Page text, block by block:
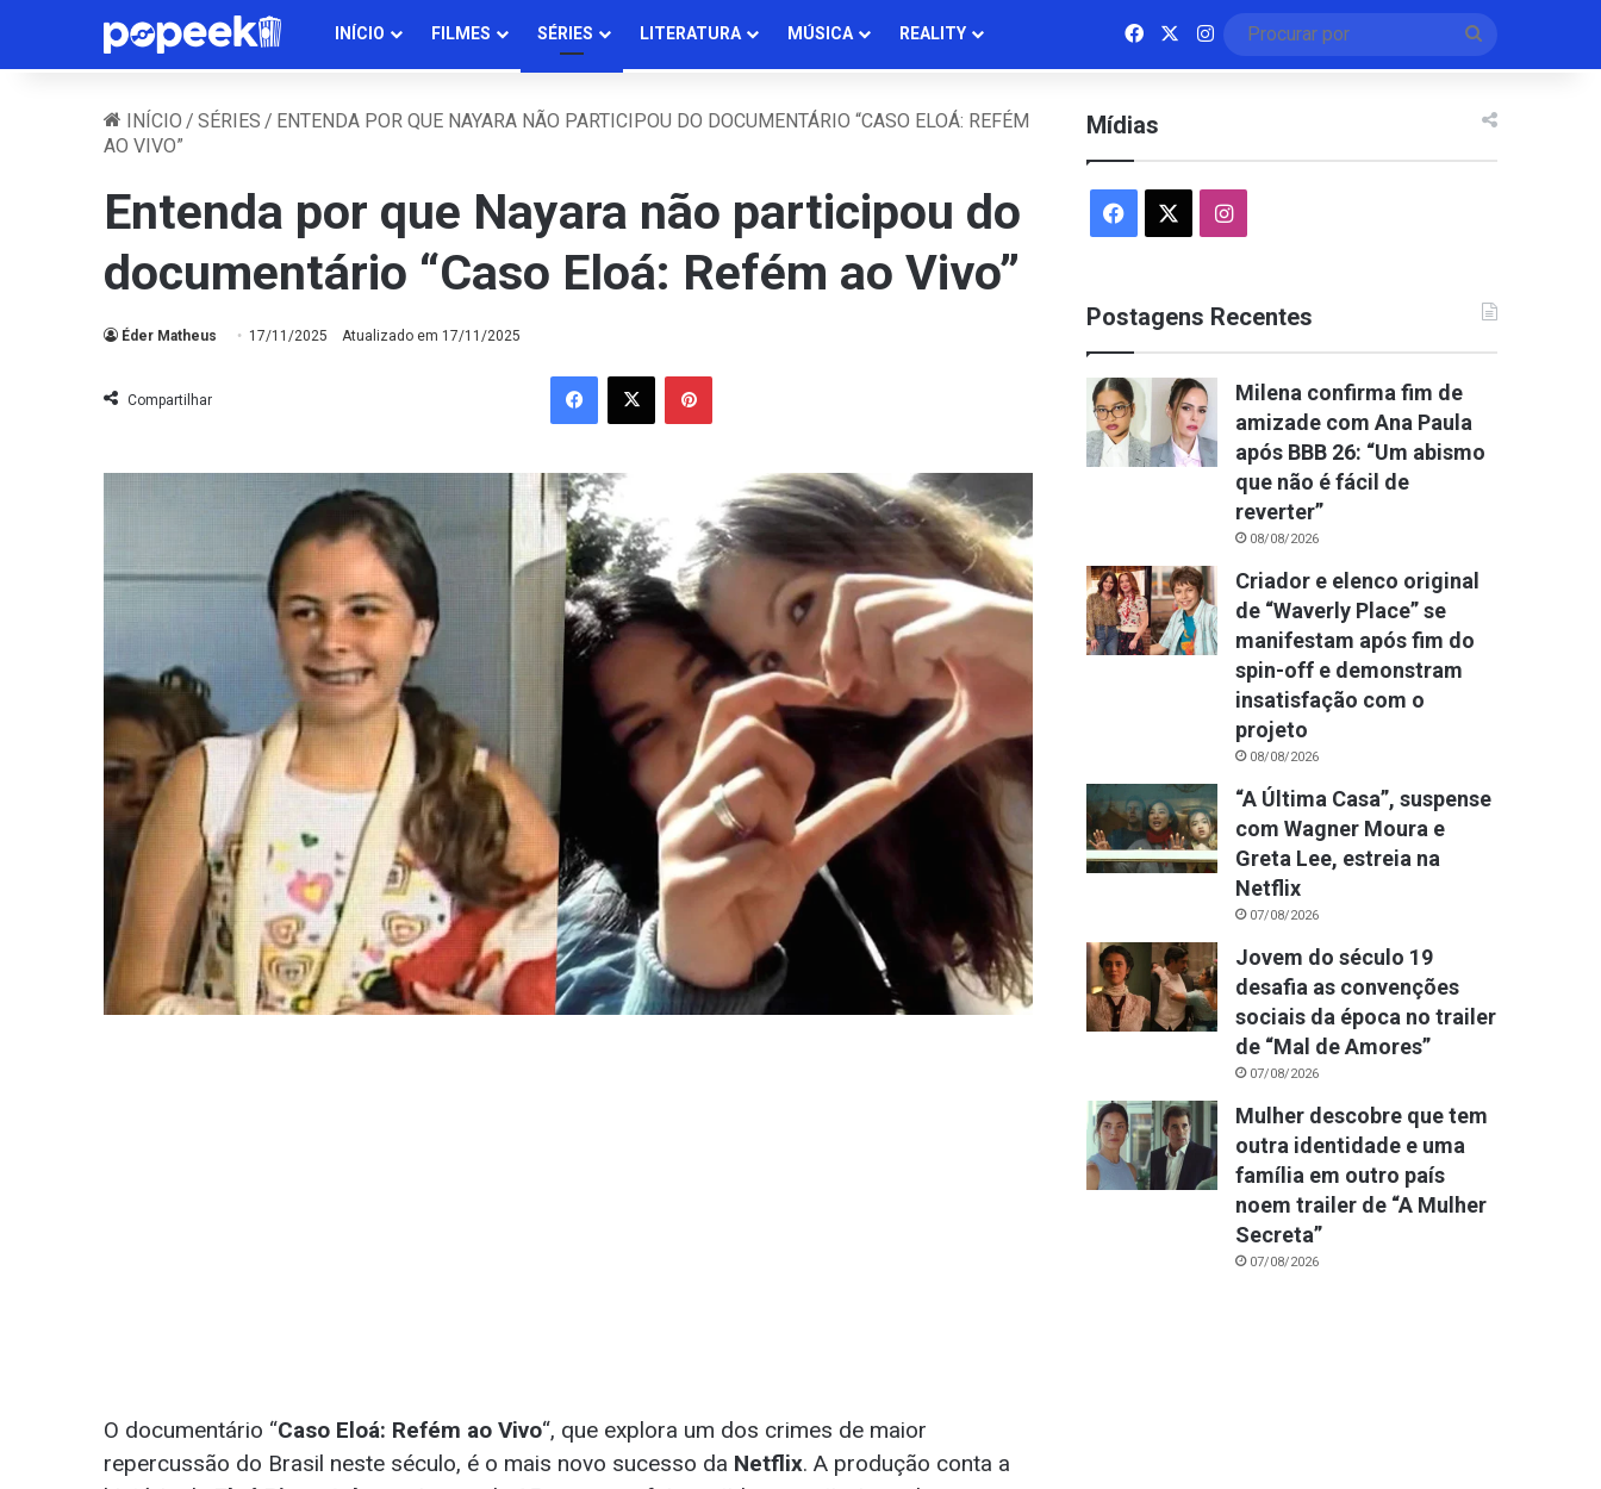
INÍCIO FILMES SÉRIES LITERATURA MÚSICA REALITY FacebookInstagram
por
INÍCIO / SÉRIES / ENTENDA POR QUE NAYARA NÃO PARTICIPOU DO DOCUMENTÁRIO “CASO ELOÁ: REFÉM
AO VIVO”
Entenda por que Nayara não participou do
documentário “Caso Eloá: Refém ao Vivo”
Éder Matheus 17/11/2025 Atualizado em 17/11/2025
Compartilhar
Facebook
X Pinterest
O documentário “Caso Eloá: Refém ao Vivo“, que explora um dos crimes de maior
repercussão do Brasil neste século, é o mais novo sucesso da Netflix. A produção conta a
Mídias
Facebook Instagram
Postagens Recentes
Milena confirma fim de
amizade com Ana Paula
após BBB 26: “Um abismo
que não é fácil de
reverter”
08/08/2026
Criador e elenco original
de “Waverly Place” se
manifestam após fim do
spin-off e demonstram
insatisfação com o
projeto
08/08/2026
“A Última Casa”, suspense
com Wagner Moura e
Greta Lee, estreia na
Netflix
07/08/2026
Jovem do século 19
desafia as convenções
sociais da época no trailer
de “Mal de Amores”
07/08/2026
Mulher descobre que tem
outra identidade e uma
família em outro país
noem trailer de “A Mulher
Secreta”
07/08/2026